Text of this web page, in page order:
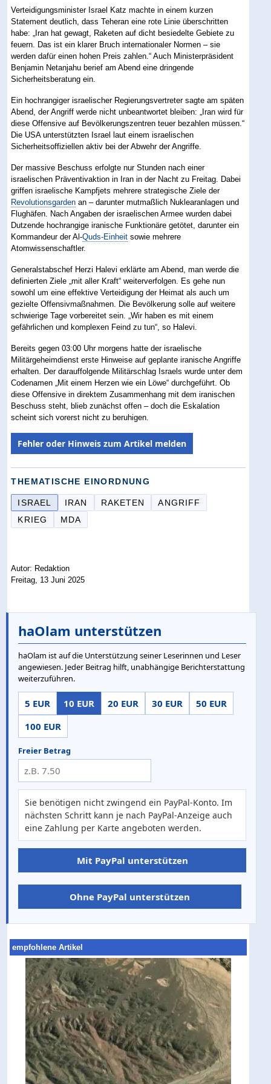
Verteidigungsminister Israel Katz machte in einem kurzen
Statement deutlich, dass Teheran eine rote Linie überschritten
habe: „Iran hat gewagt, Raketen auf dicht besiedelte Gebiete zu
feuern. Das ist ein klarer Bruch internationaler Normen – sie
werden dafür einen hohen Preis zahlen.“ Auch Ministerpräsident
Benjamin Netanjahu berief am Abend eine dringende
Sicherheitsberatung ein.
Ein hochrangiger israelischer Regierungsvertreter sagte am späten
Abend, der Angriff werde nicht unbeantwortet bleiben: „Iran wird für
diese Offensive auf Bevölkerungszentren teuer bezahlen müssen.“
Die USA unterstützten Israel laut einem israelischen
Sicherheitsoffiziellen aktiv bei der Abwehr der Angriffe.
Der massive Beschuss erfolgte nur Stunden nach einer
israelischen Präventivaktion in Iran in der Nacht zu Freitag. Dabei
griffen israelische Kampfjets mehrere strategische Ziele der
Revolutionsgarden an – darunter mutmaßlich Nuklearanlagen und
Flughäfen. Nach Angaben der israelischen Armee wurden dabei
Dutzende hochrangige iranische Funktionäre getötet, darunter ein
Kommandeur der Al-Quds-Einheit sowie mehrere
Atomwissenschaftler.
Generalstabschef Herzi Halevi erklärte am Abend, man werde die
definierten Ziele „mit aller Kraft“ weiterverfolgen. Es gehe nun
sowohl um eine effektive Verteidigung der Heimat als auch um
gezielte Offensivmaßnahmen. Die Bevölkerung solle auf weitere
schwierige Tage vorbereitet sein. „Wir haben es mit einem
gefährlichen und komplexen Feind zu tun“, so Halevi.
Bereits gegen 03:00 Uhr morgens hatte der israelische
Militärgeheimdienst erste Hinweise auf geplante iranische Angriffe
erhalten. Der darauffolgende Militärschlag Israels wurde unter dem
Codenamen „Mit einem Herzen wie ein Löwe“ durchgeführt. Ob
diese Offensive in direktem Zusammenhang mit dem iranischen
Beschuss steht, blieb zunächst offen – doch die Eskalation
scheint sich vorerst nicht zu beruhigen.
Fehler oder Hinweis zum Artikel melden
THEMATISCHE EINORDNUNG
ISRAEL IRAN RAKETEN
ANGRIFF
KRIEG
MDA
Autor: Redaktion
Freitag, 13 Juni 2025
haOlam unterstützen
haOlam ist auf die Unterstützung seiner Leserinnen und Leser
angewiesen. Jeder Beitrag hilft, unabhängige Berichterstattung
weiterzuführen.
5 EUR 10 EUR 20 EUR 30 EUR
50 EUR
100 EUR
Freier Betrag
Sie benötigen nicht zwingend ein PayPal-Konto. Im
nächsten Schritt kann je nach PayPal-Anzeige auch
eine Zahlung per Karte angeboten werden.
Mit PayPal unterstützen
Ohne PayPal unterstützen
empfohlene Artikel